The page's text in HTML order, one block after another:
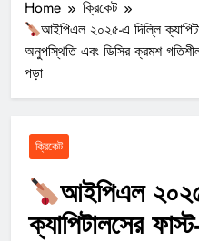
Home
ক্রিকেট
আইপিএল ২০২৫-এ দিল্লি
অনুপস্থিতি এবং ডিসির ক্রমশ
পড়া
ক্রিকেট
আইপিএল
ক্যাপিটালসের